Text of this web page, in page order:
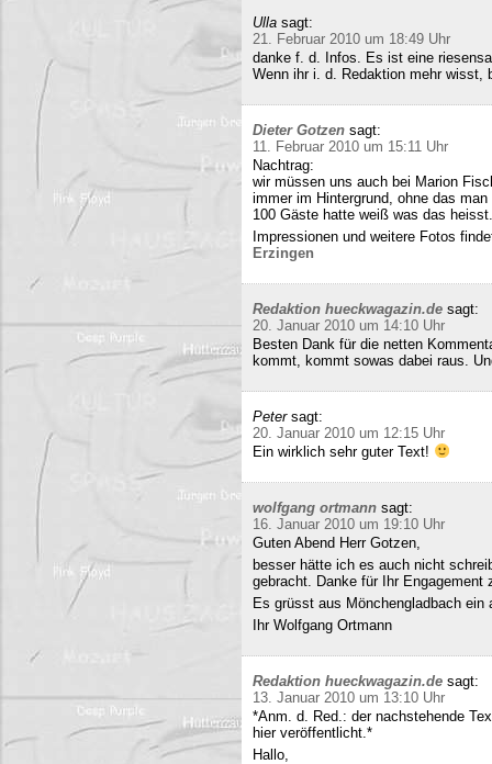
Ulla sagt:
21. Februar 2010 um 18:49 Uhr
danke f. d. Infos. Es ist eine
Wenn ihr i. d. Redaktion mehr wisst,
Dieter Gotzen sagt:
11. Februar 2010 um 15:11 Uhr
Nachtrag:
wir müssen uns auch bei Marion
immer im Hintergrund, ohne das
100 Gäste hatte weiß was das heisst.
Impressionen und weitere Fotos
Erzingen
Redaktion hueckwagazin.de sagt:
20. Januar 2010 um 14:10 Uhr
Besten Dank für die netten
kommt, kommt sowas dabei raus.
Peter sagt:
20. Januar 2010 um 12:15 Uhr
Ein wirklich sehr guter Text!
wolfgang ortmann sagt:
16. Januar 2010 um 19:10 Uhr
Guten Abend Herr Gotzen,
besser hätte ich es auch nicht
gebracht. Danke für Ihr Engagement
Es grüsst aus Mönchengladbach ein
Ihr Wolfgang Ortmann
Redaktion hueckwagazin.de sagt:
13. Januar 2010 um 13:10 Uhr
*Anm. d. Red.: der nachstehende
hier veröffentlicht.*
Hallo,